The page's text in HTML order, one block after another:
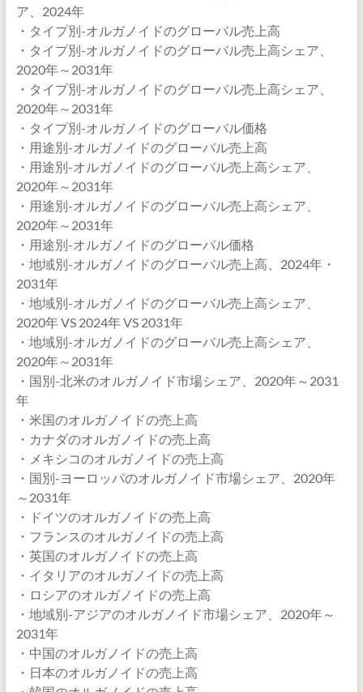
ア、2024年
・タイプ別-オルガノイドのグローバル売上高
・タイプ別-オルガノイドのグローバル売上高シェア、
2020年～2031年
・タイプ別-オルガノイドのグローバル売上高シェア、
2020年～2031年
・タイプ別-オルガノイドのグローバル価格
・用途別-オルガノイドのグローバル売上高
・用途別-オルガノイドのグローバル売上高シェア、
2020年～2031年
・用途別-オルガノイドのグローバル売上高シェア、
2020年～2031年
・用途別-オルガノイドのグローバル価格
・地域別-オルガノイドのグローバル売上高、2024年・
2031年
・地域別-オルガノイドのグローバル売上高シェア、
2020年 VS 2024年 VS 2031年
・地域別-オルガノイドのグローバル売上高シェア、
2020年～2031年
・国別-北米のオルガノイド市場シェア、2020年～2031
年
・米国のオルガノイドの売上高
・カナダのオルガノイドの売上高
・メキシコのオルガノイドの売上高
・国別-ヨーロッパのオルガノイド市場シェア、2020年
～2031年
・ドイツのオルガノイドの売上高
・フランスのオルガノイドの売上高
・英国のオルガノイドの売上高
・イタリアのオルガノイドの売上高
・ロシアのオルガノイドの売上高
・地域別-アジアのオルガノイド市場シェア、2020年～
2031年
・中国のオルガノイドの売上高
・日本のオルガノイドの売上高